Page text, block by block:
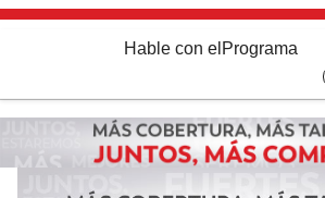
Hable con el Programa